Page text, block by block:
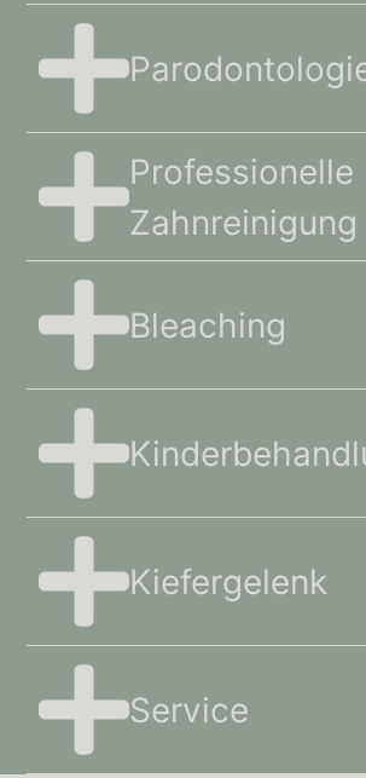
Professionelle
Zahnreinigung
Bleaching
Kiefergelenk
Service